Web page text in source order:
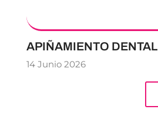
APIÑAMIENTO DENTAL
14 Junio 2026